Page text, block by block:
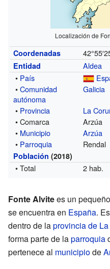
Localización de
Coordenadas
Entidad
Aldea
• País
•Comunidad
autónoma
Galicia
• Provincia
La
• Comarca
Arzúa
• Municipio
Arzúa
• Parroquia Rendal
Población (2018)
• Total 2 hab.
Fonte Alvitees un
se encuentra en España.
dentro de laprovincia de
forma parte de laparroquia
pertenece al municipiode